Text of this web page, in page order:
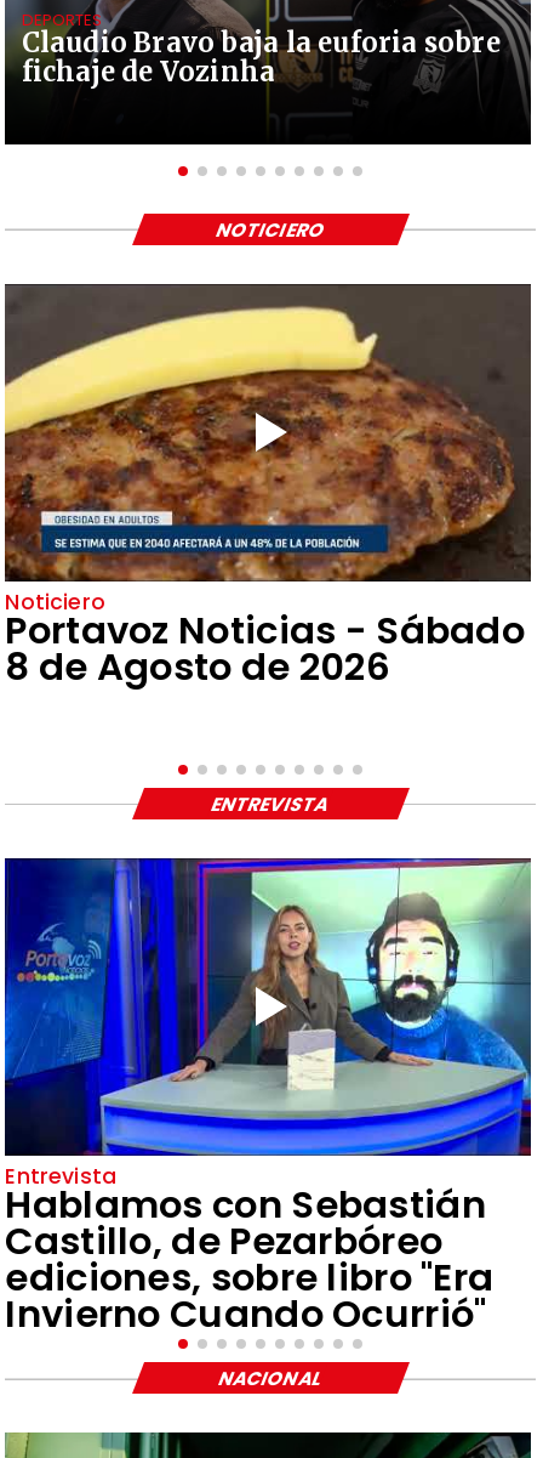
Claudio Bravo baja la euforia sobre
fichaje de Vozinha
DEPORTES
Noticiero
Portavoz Noticias - Sábado
8 de Agosto de 2026
NOTICIERO
Entrevista
Hablamos con Sebastián
Castillo, de Pezarbóreo
ediciones, sobre libro "Era
Invierno Cuando Ocurrió"
ENTREVISTA
NACIONAL